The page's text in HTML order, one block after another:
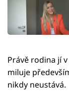
Právě rodina jí
miluje
nikdy neustává.